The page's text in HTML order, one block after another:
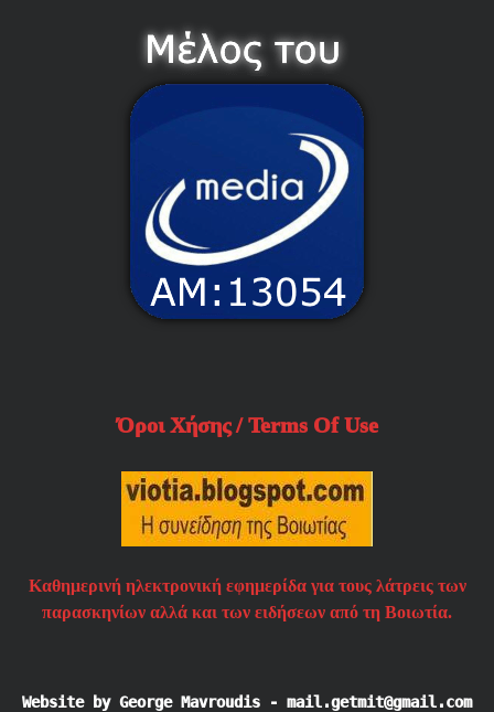
Όροι Χήσης / Terms Of Use
Καθημερινή ηλεκτρονική εφημερίδα για τους λάτρεις των
παρασκηνίων αλλά και των ειδήσεων από τη Βοιωτία.
Website by George Mavroudis - mail.getmit@gmail.com